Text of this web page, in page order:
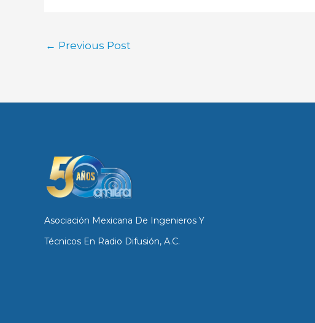
← Previous Post
Asociación Mexicana De Ingenieros Y
Técnicos En Radio Difusión, A.C.